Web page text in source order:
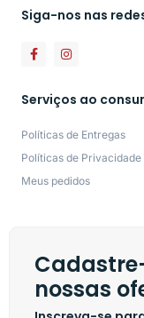
Siga-nos nas
Serviços ao
Políticas de Entregas
Políticas de Privacidade
Meus pedidos
nossas